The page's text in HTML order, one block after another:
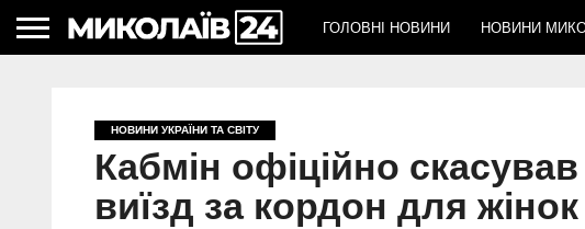
ГОЛОВНІ НОВИНИ НОВИНИ
НОВИНИ УКРАЇНИ ТА СВІТУ
Кабмін офіційно
виїзд за кордон для жінок